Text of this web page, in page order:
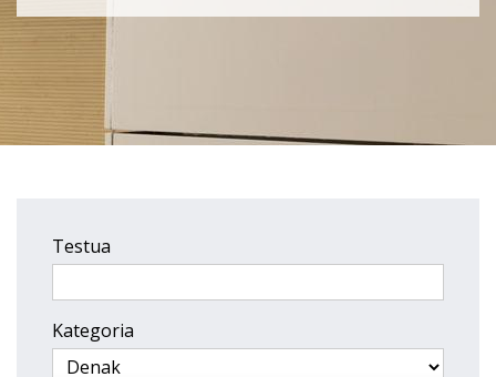
Testua
Kategoria